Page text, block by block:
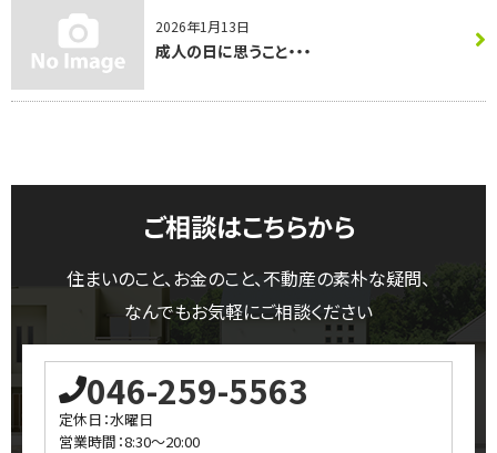
2026年1月13日
成人の日に思うこと・・・
ご相談はこちらから
住まいのこと、お金のこと、不動産の素朴な疑問、
なんでもお気軽にご相談ください
046-259-5563
定休日：水曜日
営業時間：8:30～20:00